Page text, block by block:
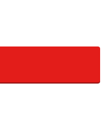
み、しびれ、筋力低
状が出現しました。